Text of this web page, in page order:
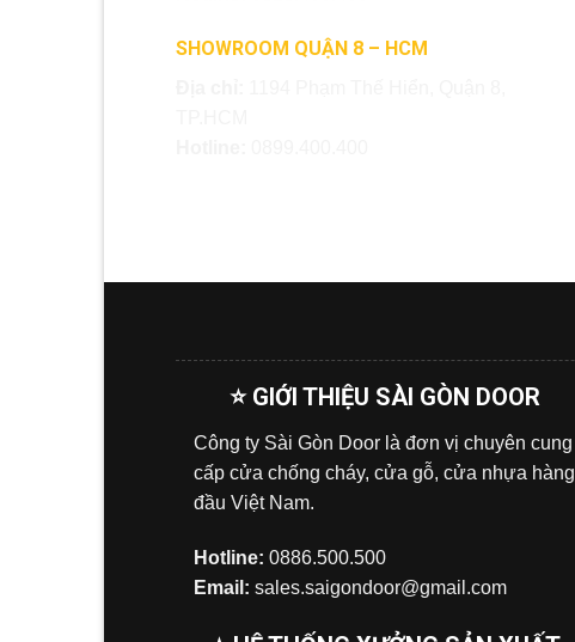
SHOWROOM QUẬN 8 – HCM
⭐ GIỚI THIỆU SÀI GÒN DOOR
Công ty Sài Gòn Door là đơn vị chuyên cung
cấp cửa chống cháy, cửa gỗ, cửa nhựa hàng
đầu Việt Nam.
Hotline: 0886.500.500
Email: sales.saigondoor@gmail.com